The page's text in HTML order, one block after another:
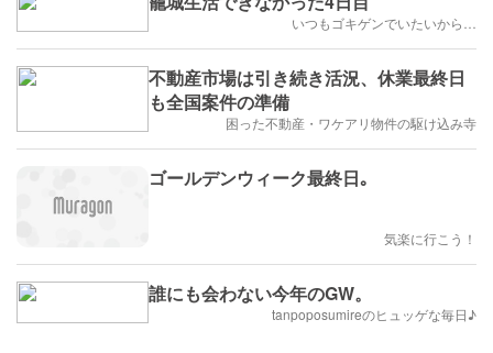
いつもゴキゲンでいたいから…
不動産市場は引き続き活況、休業最終日
も全国案件の準備
困った不動産・ワケアリ物件の駆け込み寺
ゴールデンウィーク最終日｡
気楽に行こう！
誰にも会わない今年のGW。
tanpoposumireのヒュッゲな毎日♪